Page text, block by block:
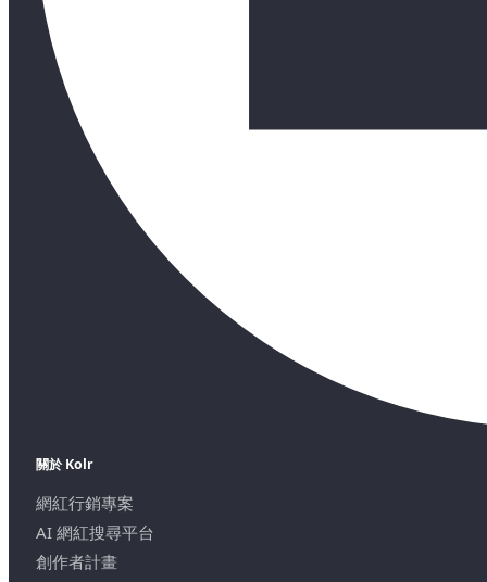
關於 Kolr
網紅行銷專案
AI 網紅搜尋平台
創作者計畫